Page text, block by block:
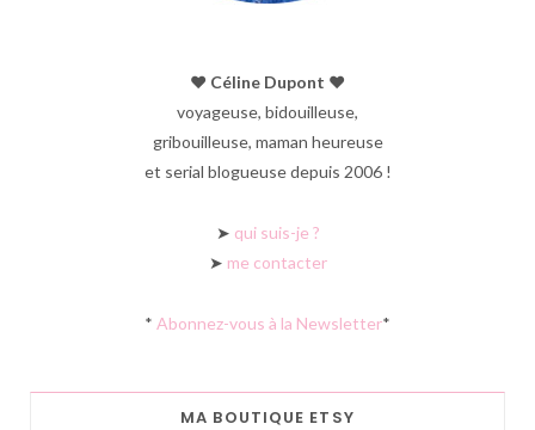
♥︎ Céline Dupont ♥︎
voyageuse, bidouilleuse,
gribouilleuse, maman heureuse
et serial blogueuse depuis 2006 !
➤ qui suis-je ?
➤ me contacter
* Abonnez-vous à la Newsletter*
MA BOUTIQUE ETSY